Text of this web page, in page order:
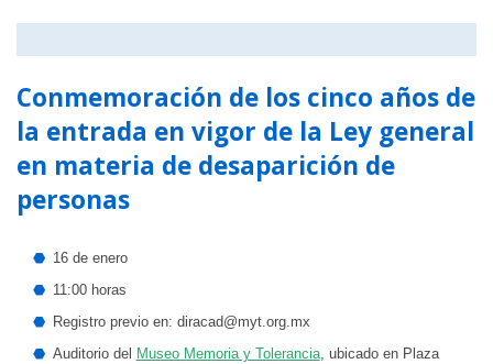
Conmemoración de los cinco años de
la entrada en vigor de la Ley general
en materia de desaparición de
personas
16 de enero
11:00 horas
Registro previo en: diracad@myt.org.mx
Auditorio del Museo Memoria y Tolerancia, ubicado en Plaza